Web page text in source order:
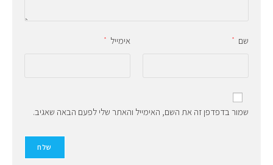
שם * אימייל *
שמור בדפדפן זה את השם, האימייל והאתר שלי לפעם הבאה שאגיב.